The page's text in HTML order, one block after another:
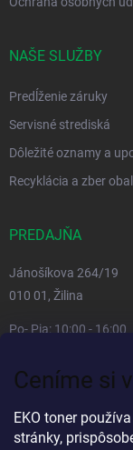
Ceníme si
EKO toner
stránky,
NAŠE SLUŽBY
Predĺženie záruky
Servisné strediská
Dôležité oznamy a
Recyklácia a zber
PREDAJŇA
Jánošíkova 264/19
010 01, Žilina
Po- Pia: 10:00 - 16:00
So, Ne: zatvorené
Viac informacií